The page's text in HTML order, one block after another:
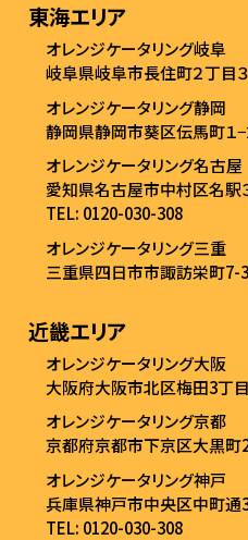
東海エリア
オレンジケータリング岐阜
岐阜県岐阜市長住町２丁目３
オレンジケータリング静岡
静岡県静岡市葵区伝馬町１−
オレンジケータリング名古屋
愛知県名古屋市中村区名駅
TEL: 0120-030-308
オレンジケータリング三重
三重県四日市市諏訪栄町7-
近畿エリア
オレンジケータリング大阪
大阪府大阪市北区梅田3丁
オレンジケータリング京都
京都府京都市下京区大黒町
オレンジケータリング神戸
兵庫県神戸市中央区中町通
TEL: 0120-030-308